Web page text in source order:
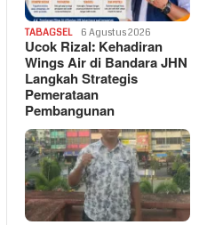
TABAGSEL 6 Agustus 2026
Ucok Rizal: Kehadiran
Wings Air di Bandara JHN
Langkah Strategis
Pemerataan
Pembangunan